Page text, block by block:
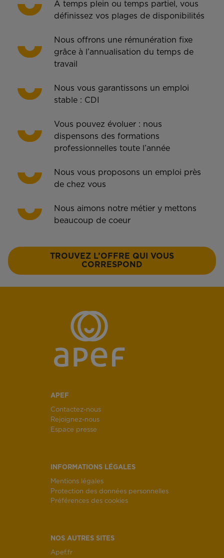
A temps plein ou temps partiel, vous
définissez vos plages de disponibilités
Nous offrons une rémunération fixe
grâce à l’annualisation du temps de
travail
Nous vous garantissons un emploi
stable : CDI
Vous pouvez évoluer : nous
dispensons des formations
professionnelles toute l’année
Nous vous proposons un emploi près
de chez vous
Nous aimons notre métier y mettons
beaucoup de coeur
TROUVEZ L’OFFRE QUI VOUS
CORRESPOND
APEF
Contactez-nous
Rejoignez-nous
Espace presse
INFORMATIONS LÉGALES
Mentions légales
Protection des données personnelles
Préférences des cookies
NOS AUTRES SITES
Apef.fr